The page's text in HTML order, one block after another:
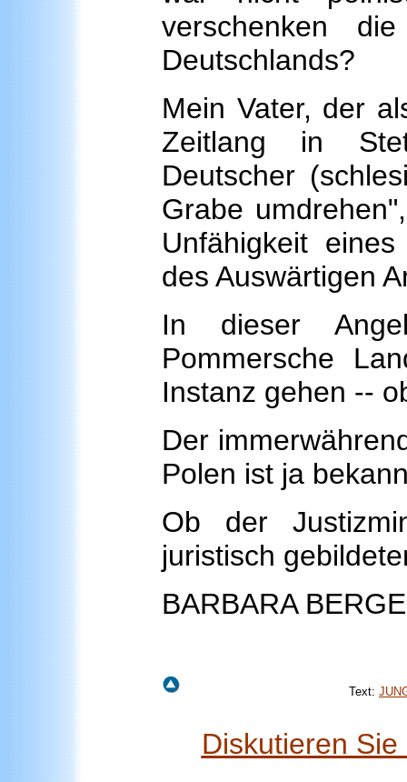
verschenken
Deutschlands?
Mein Vater, der
Zeitlang in
Deutscher
Grabe
Unfähigkeit
des Auswärtigen
In dieser
Pommersche
Instanz gehen --
Der
Polen ist ja
Ob der
juristisch
BARBARA
Text:
Diskutieren